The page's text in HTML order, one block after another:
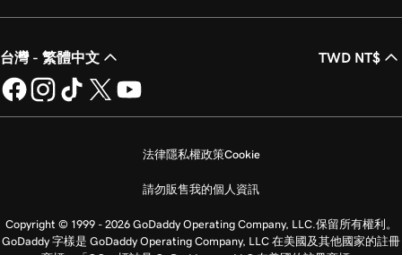
台灣 - 繁體中文 TWD NT$
法律隱私權政策Cookie
請勿販售我的個人資訊
Copyright © 1999 - 2026 GoDaddy Operating Company, LLC.保留所有權利。
GoDaddy 字樣是 GoDaddy Operating Company, LLC 在美國及其他國家的註冊